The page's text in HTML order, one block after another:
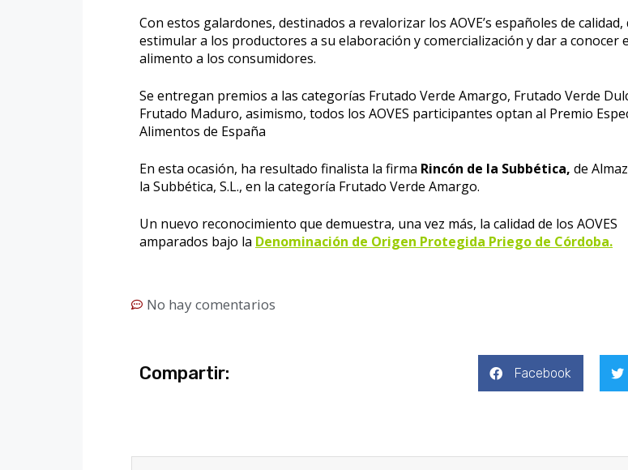
Con estos galardones, destinados a revalorizar los AOVE’s españoles de
estimular a los productores a su elaboración y comercialización y dar a conocer
alimento a los consumidores.
Se entregan premios a las categorías Frutado Verde Amargo, Frutado Verde
Frutado Maduro, asimismo, todos los AOVES participantes optan al Premio
Alimentos de España
En esta ocasión, ha resultado finalista la firma Rincón de la Subbética, de
la Subbética, S.L., en la categoría Frutado Verde Amargo.
Un nuevo reconocimiento que demuestra, una vez más, la calidad de los AOVES
amparados bajo la Denominación de Origen Protegida Priego de Córdoba.
No hay comentarios
Compartir: Facebook